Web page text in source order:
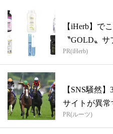
【iHerb】で
〝GOLD〟サ
PR(iHerb)
【SNS騒然
サイトが異常
PR(ルーツ)